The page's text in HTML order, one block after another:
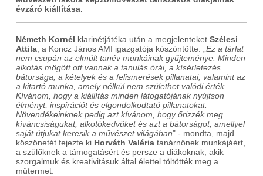
évzáró kiállítása.
Németh Kornél klarinétjátéka után a megjelenteket Szélesi
Attila , a Koncz János AMI igazgatója köszöntötte: „ Ez a tárlat
nem csupán az elmúlt tanév munkáinak gyűjteménye. Minden
alkotás mögött ott vannak a tanulás órái, a kísérletezés
bátorsága, a kételyek és a felismerések pillanatai, valamint az
a kitartó munka, amely nélkül nem születhet valódi érték.
Kívánom, hogy a kiállítás minden látogatójának nyújtson
élményt, inspirációt és elgondolkodtató pillanatokat.
Növendékeinknek pedig azt kívánom, hogy őrizzék meg
kíváncsiságukat, alkotókedvüket és azt a bátorságot, amellyel
saját útjukat keresik a művészet világában" - mondta, majd
köszönetét fejezte ki Horváth Valéria tanárnőnek munkájáért,
a szülőknek a támogatásért és persze a diákoknak, akik
szorgalmuk és kreativitásuk által élettel töltötték meg a
műtermet.